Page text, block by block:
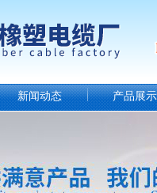
新闻动态 产品展示